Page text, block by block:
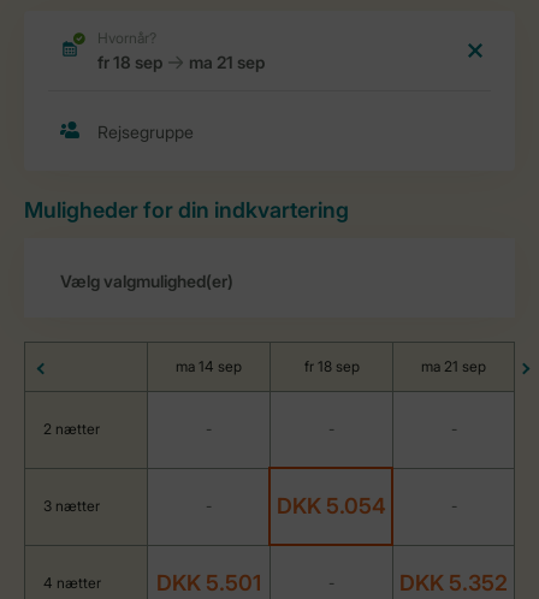
Muligheder for din indkvartering
ma 14 sep fr 18 sep ma 21 sep
2 nætter - - -
3 nætter - DKK 5.054 -
4 nætter DKK 5.501 - DKK 5.352